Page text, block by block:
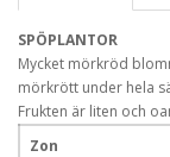
SPÖPLANTOR
Mycket mörkröd
mörkrött under hela
Frukten är liten och
Zon